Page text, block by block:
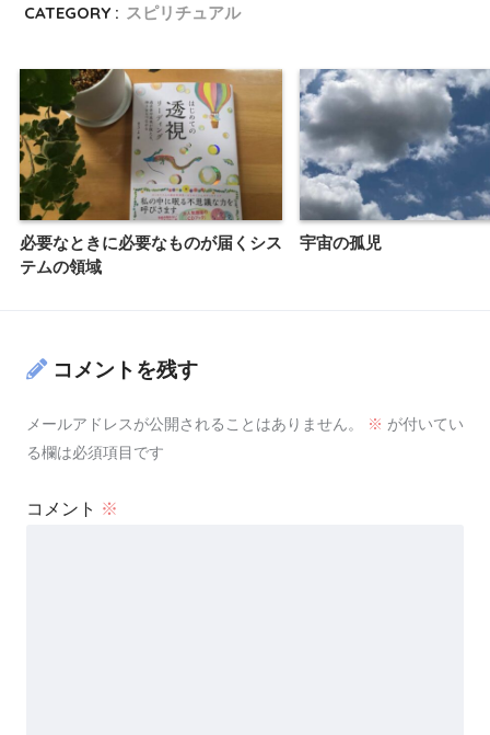
CATEGORY : スピリチュアル
必要なときに必要なものが届くシス
テムの領域
宇宙の孤児
コメントを残す
メールアドレスが公開されることはありません。 ※ が付いてい
る欄は必須項目です
コメント ※